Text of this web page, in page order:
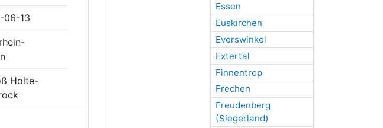
Essen
Euskirchen
Everswinkel
Extertal
Finnentrop
Frechen
Freudenberg
(Siegerland)
06-13
Holte-